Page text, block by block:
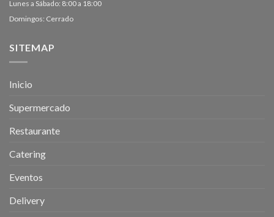
Lunes a Sábado: 8:00 a 18:00
Domingos: Cerrado
SITEMAP
Inicio
Supermercado
Restaurante
Catering
Eventos
Delivery